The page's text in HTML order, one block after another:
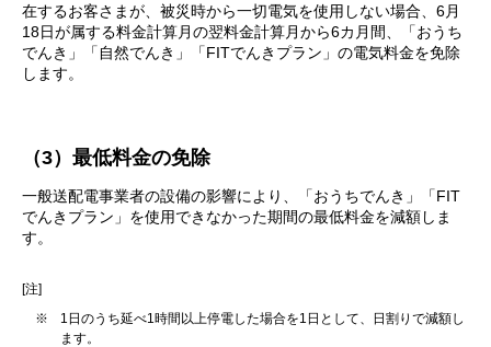
在するお客さまが、被災時から一切電気を使用しない場合、6月
18日が属する料金計算月の翌料金計算月から6カ月間、「おうち
でんき」「自然でんき」「FITでんきプラン」の電気料金を免除
します。
（3）最低料金の免除
一般送配電事業者の設備の影響により、「おうちでんき」「FIT
でんきプラン」を使用できなかった期間の最低料金を減額しま
す。
[注]
※
1日のうち延べ1時間以上停電した場合を1日として、日割りで減額し
ます。